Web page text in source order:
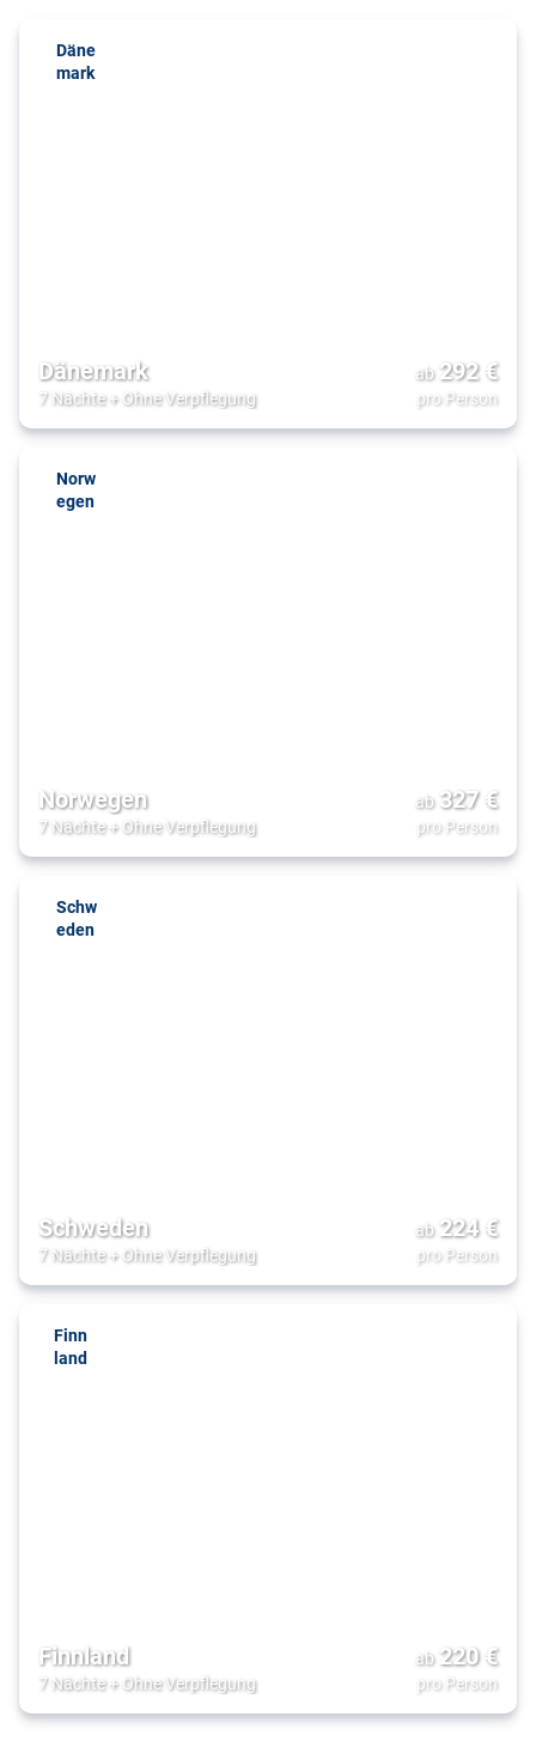
Däne
mark
Dänemark
7 Nächte+ Ohne Verpflegung
ab 292€
pro Person
Norw
egen
Norwegen
7 Nächte+ Ohne Verpflegung
ab 327€
pro Person
Schw
eden
Schweden
7 Nächte+ Ohne Verpflegung
ab 224€
pro Person
Finn
land
Finnland
7 Nächte+ Ohne Verpflegung
ab 220€
pro Person